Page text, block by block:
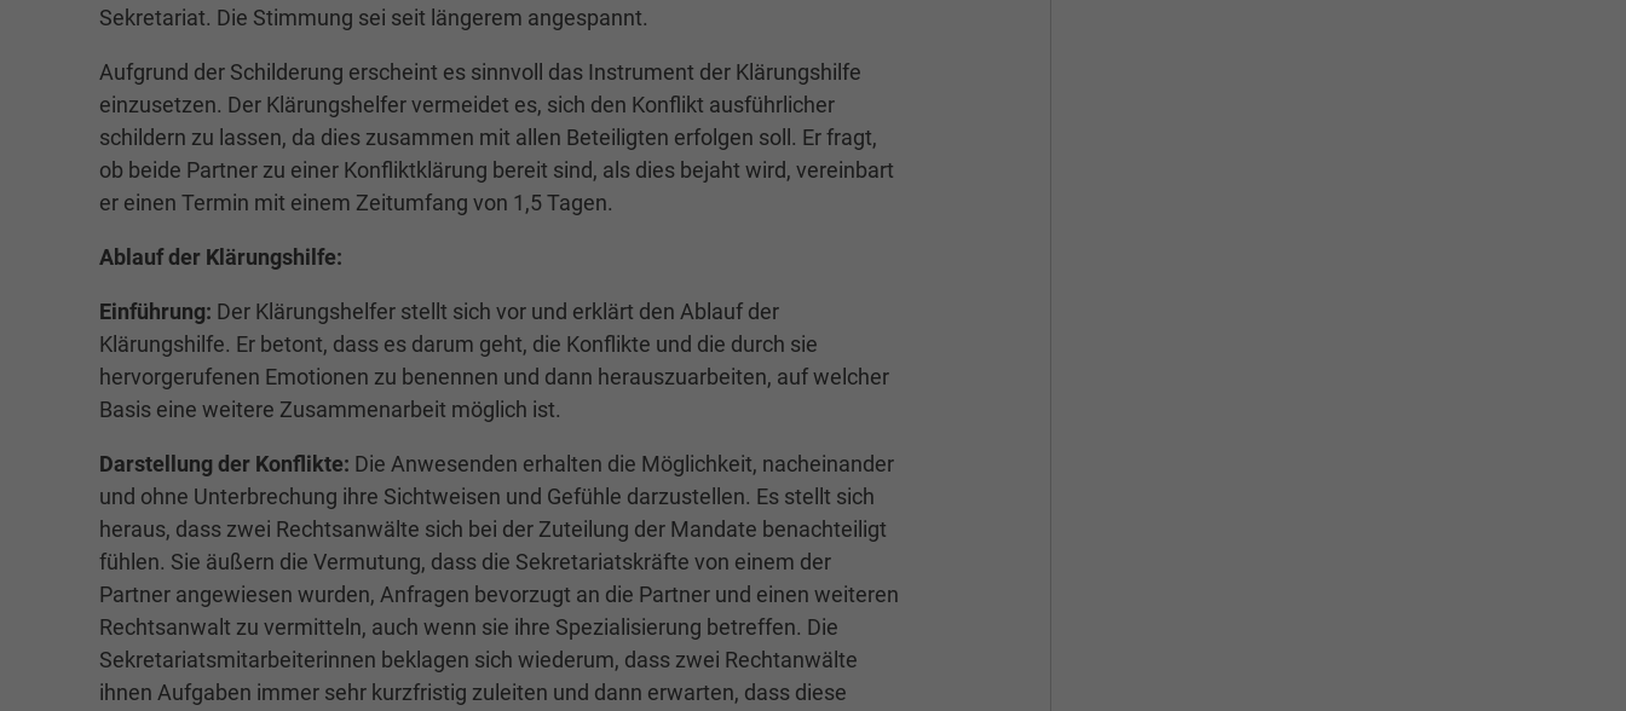
Sekretariat. Die Stimmung sei seit längerem angespannt.
Aufgrund der Schilderung erscheint es sinnvoll das Instrument der Klärungshilfe
einzusetzen. Der Klärungshelfer vermeidet es, sich den Konflikt ausführlicher
schildern zu lassen, da dies zusammen mit allen Beteiligten erfolgen soll. Er fragt,
ob beide Partner zu einer Konfliktklärung bereit sind, als dies bejaht wird, vereinbart
er einen Termin mit einem Zeitumfang von 1,5 Tagen.
Ablauf der Klärungshilfe:
Einführung: Der Klärungshelfer stellt sich vor und erklärt den Ablauf der
Klärungshilfe. Er betont, dass es darum geht, die Konflikte und die durch sie
hervorgerufenen Emotionen zu benennen und dann herauszuarbeiten, auf welcher
Basis eine weitere Zusammenarbeit möglich ist.
Darstellung der Konflikte: Die Anwesenden erhalten die Möglichkeit, nacheinander
und ohne Unterbrechung ihre Sichtweisen und Gefühle darzustellen. Es stellt sich
heraus, dass zwei Rechtsanwälte sich bei der Zuteilung der Mandate benachteiligt
fühlen. Sie äußern die Vermutung, dass die Sekretariatskräfte von einem der
Partner angewiesen wurden, Anfragen bevorzugt an die Partner und einen weiteren
Rechtsanwalt zu vermitteln, auch wenn sie ihre Spezialisierung betreffen. Die
Sekretariatsmitarbeiterinnen beklagen sich wiederum, dass zwei Rechtanwälte
ihnen Aufgaben immer sehr kurzfristig zuleiten und dann erwarten, dass diese